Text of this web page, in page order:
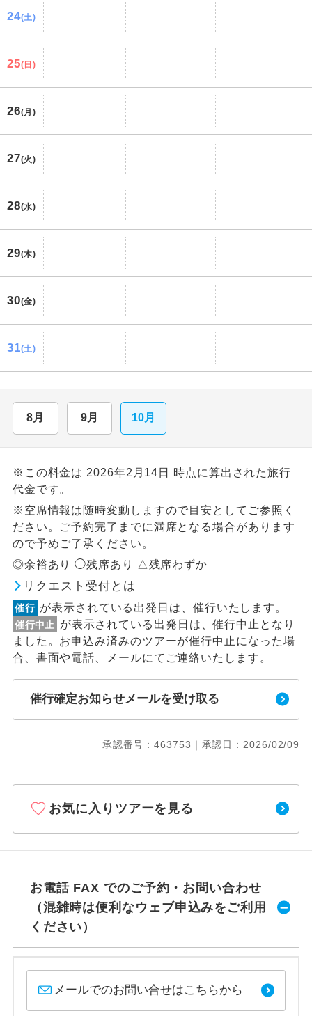
24(土)
25(日)
26(月)
27(火)
28(水)
29(木)
30(金)
31(土)
8月 9月 10月
※この料金は 2026年2月14日 時点に算出された旅行
代金です。
※空席情報は随時変動しますので目安としてご参照く
ださい。ご予約完了までに満席となる場合があります
ので予めご了承ください。
◎余裕あり ◯残席あり △残席わずか
リクエスト受付とは
催行 が表示されている出発日は、催行いたします。
催行中止
が表示されている出発日は、催行中止となり
ました。お申込み済みのツアーが催行中止になった場
合、書面や電話、メールにてご連絡いたします。
催行確定お知らせメールを受け取る
承認番号：463753｜承認日：2026/02/09
お気に入りツアーを見る
お電話 FAX でのご予約・お問い合わせ
（混雑時は便利なウェブ申込みをご利用
ください）
メールでのお問い合せはこちらから